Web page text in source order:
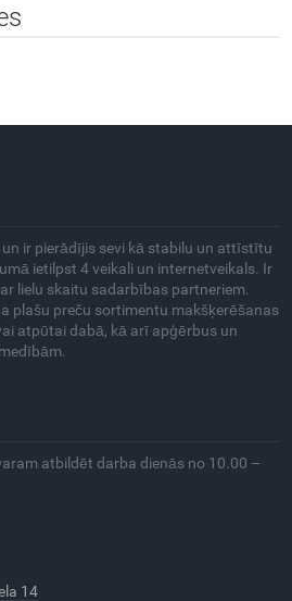
ir pierādījis sevi kā stabilu un attīstītu
ietilpst 4 veikali un internetveikals. Ir
lielu skaitu sadarbības partneriem.
plašu preču sortimentu makšķerēšanas
atpūtai dabā, kā arī apģērbus un
atbildēt darba dienās no 10.00 –
14